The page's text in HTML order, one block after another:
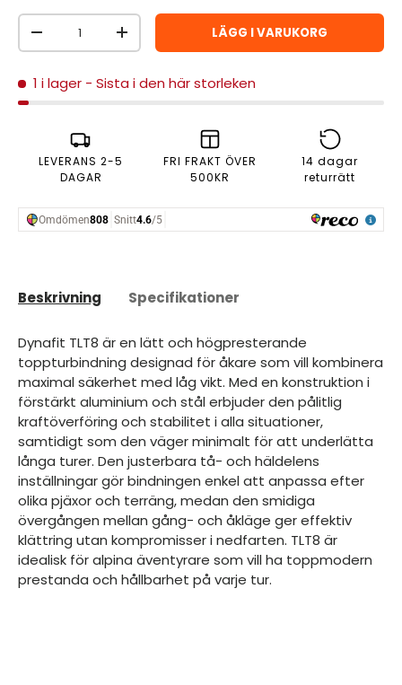
Antal
MINSKA ANTALÖKA ANTAL LÄGG I VARUKORG
1 i lager - Sista i den här storleken
LEVERANS 2-5
DAGAR
FRI FRAKT ÖVER
500KR
14 dagar
returrätt
Beskrivning Specifikationer
Dynafit TLT8 är en lätt och högpresterande
toppturbindning designad för åkare som vill kombinera
maximal säkerhet med låg vikt. Med en konstruktion i
förstärkt aluminium och stål erbjuder den pålitlig
kraftöverföring och stabilitet i alla situationer,
samtidigt som den väger minimalt för att underlätta
långa turer. Den justerbara tå- och häldelens
inställningar gör bindningen enkel att anpassa efter
olika pjäxor och terräng, medan den smidiga
övergången mellan gång- och åkläge ger effektiv
klättring utan kompromisser i nedfarten. TLT8 är
idealisk för alpina äventyrare som vill ha toppmodern
prestanda och hållbarhet på varje tur.